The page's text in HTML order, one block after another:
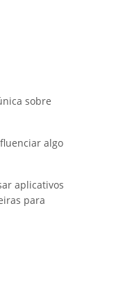
sobre
algo
aplicativos
para